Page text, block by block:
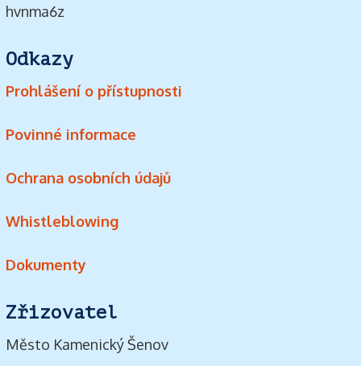
hvnma6z
Odkazy
Prohlášení o přístupnosti
Povinné informace
Ochrana osobních údajů
Whistleblowing
Dokumenty
Zřizovatel
Město Kamenický Šenov